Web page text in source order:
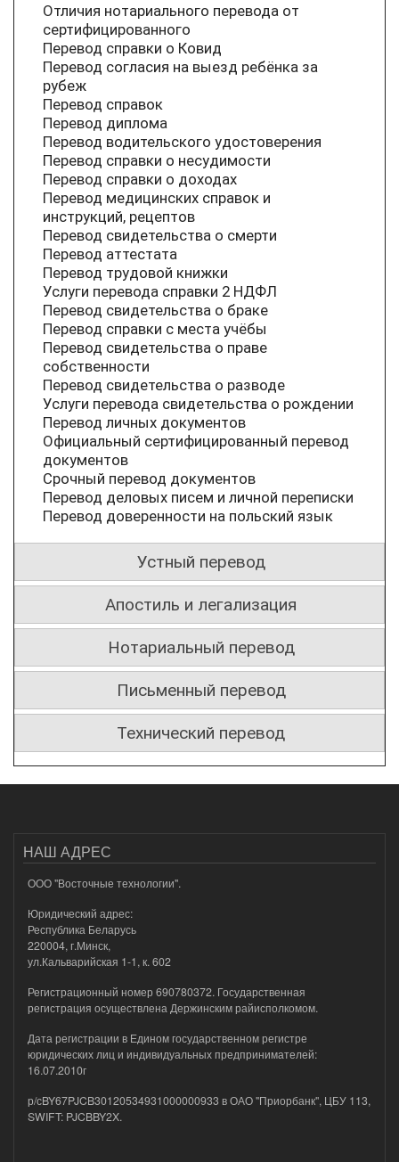
Отличия нотариального перевода от
сертифицированного
Перевод справки о Ковид
Перевод согласия на выезд ребёнка за
рубеж
Перевод справок
Перевод диплома
Перевод водительского удостоверения
Перевод справки о несудимости
Перевод справки о доходах
Перевод медицинских справок и
инструкций, рецептов
Перевод свидетельства о смерти
Перевод аттестата
Перевод трудовой книжки
Услуги перевода справки 2 НДФЛ
Перевод свидетельства о браке
Перевод справки с места учёбы
Перевод свидетельства о праве
собственности
Перевод свидетельства о разводе
Услуги перевода свидетельства о рождении
Перевод личных документов
Официальный сертифицированный перевод
документов
Срочный перевод документов
Перевод деловых писем и личной переписки
Перевод доверенности на польский язык
Устный перевод
Апостиль и легализация
Нотариальный перевод
Письменный перевод
Технический перевод
НАШ АДРЕС
ООО "Восточные технологии".
Юридический адрес:
Республика Беларусь
220004, г.Минск,
ул.Кальварийская 1-1, к. 602
Регистрационный номер 690780372. Государственная
регистрация осуществлена Держинским райисполкомом.
Дата регистрации в Едином государственном регистре
юридических лиц и индивидуальных предпринимателей:
16.07.2010г
р/сBY67PJCB30120534931000000933 в ОАО "Приорбанк", ЦБУ 113,
SWIFT: PJCBBY2X.